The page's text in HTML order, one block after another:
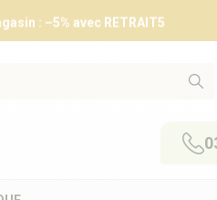
: –5% avec RETRAIT5